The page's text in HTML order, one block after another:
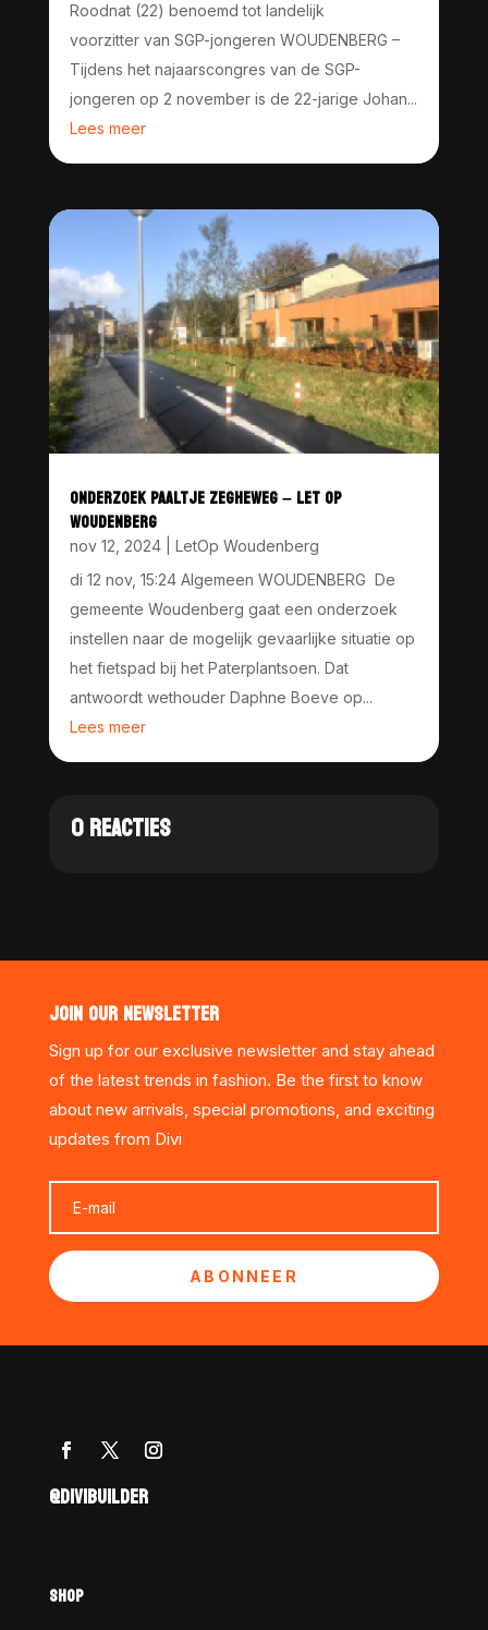
Roodnat (22) benoemd tot landelijk
voorzitter van SGP-jongeren WOUDENBERG –
Tijdens het najaarscongres van de SGP-
jongeren op 2 november is de 22-jarige Johan...
Lees meer
ONDERZOEK PAALTJE ZEGHEWEG – LET OP
WOUDENBERG
nov 12, 2024| LetOp Woudenberg
di 12 nov, 15:24 Algemeen WOUDENBERG De
gemeente Woudenberg gaat een onderzoek
instellen naar de mogelijk gevaarlijke situatie op
het fietspad bij het Paterplantsoen. Dat
antwoordt wethouder Daphne Boeve op...
Lees meer
0 REACTIES
JOIN OUR NEWSLETTER
Sign up for our exclusive newsletter and stay ahead
of the latest trends in fashion. Be the first to know
about new arrivals, special promotions, and exciting
updates from Divi
ABONNEER
@DIVIBUILDER
SHOP